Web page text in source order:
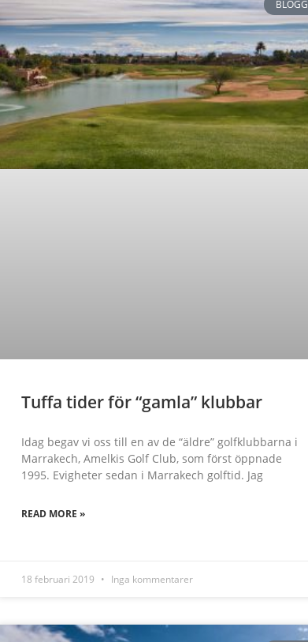
BLOGG
Tuffa tider för “gamla” klubbar
Idag begav vi oss till en av de “äldre” golfklubbarna i
Marrakech, Amelkis Golf Club, som först öppnade
1995. Evigheter sedan i Marrakech golftid. Jag
READ MORE »
18 februari 2019 Inga kommentarer